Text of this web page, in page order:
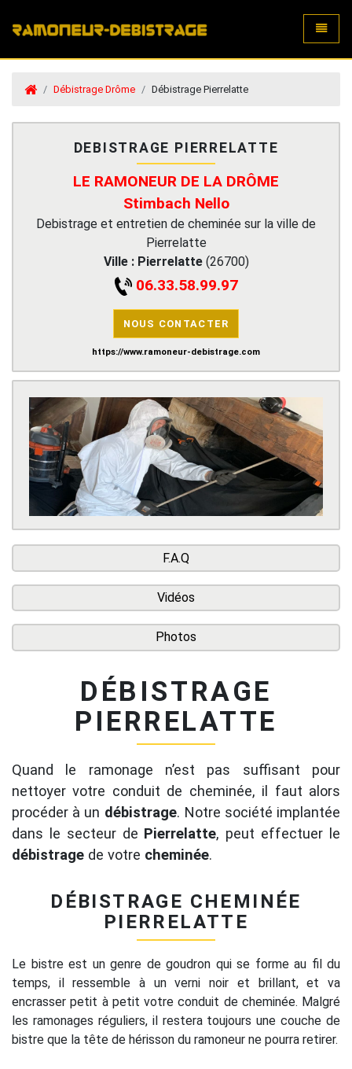
Débistrage Drôme Débistrage Pierrelatte
DEBISTRAGE PIERRELATTE
LE RAMONEUR DE LA DRÔME
Stimbach Nello
Debistrage et entretien de cheminée sur la ville de
Pierrelatte
Ville : Pierrelatte(26700)
06.33.58.99.97
NOUS CONTACTER
https://www.ramoneur-debistrage.com
F.A.Q
Vidéos
Photos
DÉBISTRAGE
PIERRELATTE
Quand le ramonage n’est pas suffisant pour
nettoyer votre conduit de cheminée, il faut alors
procéder à un débistrage. Notre société implantée
dans le secteur de Pierrelatte, peut effectuer le
débistrage de votre cheminée.
DÉBISTRAGE CHEMINÉE
PIERRELATTE
Le bistre est un genre de goudron qui se forme au fil du
temps, il ressemble à un verni noir et brillant, et va
encrasser petit à petit votre conduit de cheminée. Malgré
les ramonages réguliers, il restera toujours une couche de
bistre que la tête de hérisson du ramoneur ne pourra retirer.